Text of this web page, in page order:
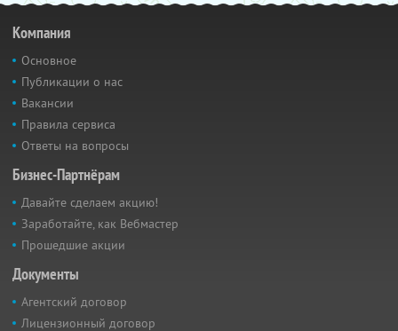
Компания
Основное
Публикации о нас
Вакансии
Правила сервиса
Ответы на вопросы
Бизнес-Партнёрам
Давайте сделаем акцию!
Заработайте, как Вебмастер
Прошедшие акции
Документы
Агентский договор
Лицензионный договор